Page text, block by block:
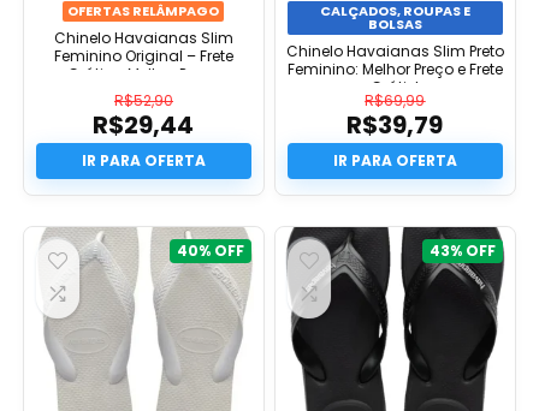
OFERTAS RELÂMPAGO
Chinelo Havaianas Slim
Feminino Original – Frete
Grátis e Melhor Preço
R$52,90
O
preço
original
era:
R$29,44
O
preço
atual
R$29,44.
CALÇADOS, ROUPAS E
BOLSAS
Chinelo Havaianas Slim Preto
Feminino: Melhor Preço e Frete
Grátis!
R$69,99
O
preço
original
era:
R$39,79
O
preço
atual
R$39,79.
40% 43%